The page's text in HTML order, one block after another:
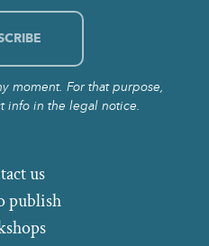
moment. For that purpose,
info in the legal notice.
publish
us